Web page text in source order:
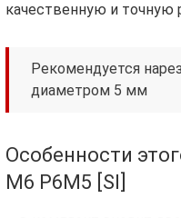
качественную и точную
Рекомендуется
диаметром 5 мм
Особенности
М6 Р6М5 [SI]